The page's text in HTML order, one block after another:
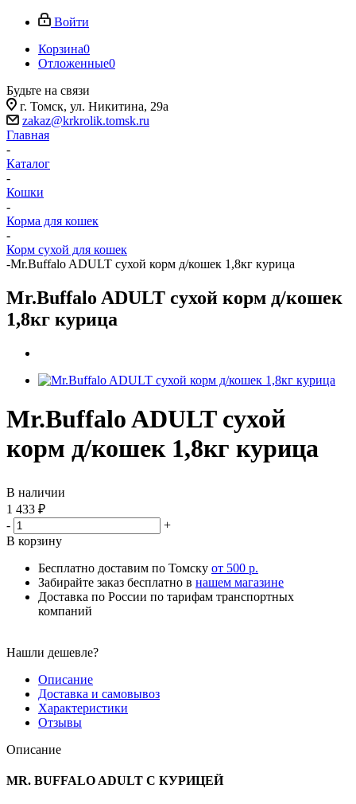
Войти
Корзина0
Отложенные0
Будьте на связи
г. Томск, ​ул. Никитина, 29а
zakaz@krkrolik.tomsk.ru
Главная
-
Каталог
-
Кошки
-
Корма для кошек
-
Корм сухой для кошек
-Mr.Buffalo ADULT сухой корм д/кошек 1,8кг курица
Mr.Buffalo ADULT сухой корм д/кошек
1,8кг курица
Mr.Buffalo ADULT сухой
корм д/кошек 1,8кг курица
В наличии
1 433 ₽
-
+
В корзину
Бесплатно доставим по Томску от 500 р.
Забирайте заказ бесплатно в нашем магазине
Доставка по России по тарифам транспортных
компаний
Нашли дешевле?
Описание
Доставка и самовывоз
Характеристики
Отзывы
Описание
MR. BUFFALO ADULT С КУРИЦЕЙ